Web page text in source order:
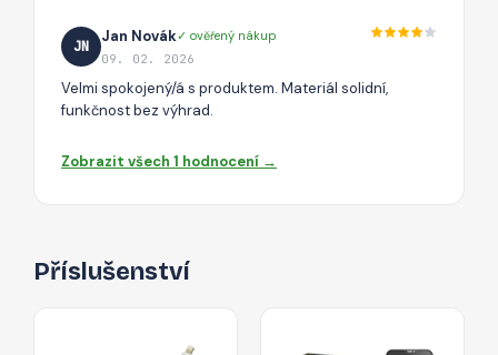
JN
Jan Novák✓ ověřený nákup
09. 02. 2026
Velmi spokojený/á s produktem. Materiál solidní,
funkčnost bez výhrad.
Zobrazit všech 1 hodnocení →
Příslušenství